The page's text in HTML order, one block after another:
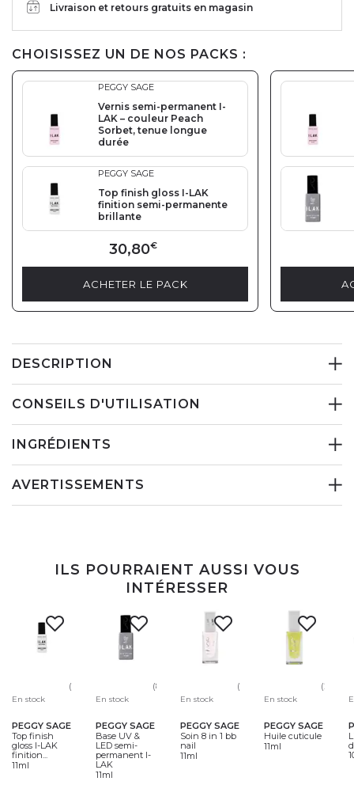
Livraison et retours gratuits en magasin
CHOISISSEZ UN DE NOS PACKS :
PEGGY SAGE
Vernis semi-permanent I-
LAK – couleur Peach
Sorbet, tenue longue
durée
PEGGY SAGE
Top finish gloss I-LAK
finition semi-permanente
brillante
30,80€
ACHETER LE PACK
DESCRIPTION
CONSEILS D'UTILISATION
INGRÉDIENTS
AVERTISSEMENTS
ILS POURRAIENT AUSSI VOUS
INTÉRESSER
(99)
En stock
PEGGY SAGE
Top finish
gloss I-LAK
finition...
11ml
(80)
En stock
PEGGY SAGE
Base UV &
LED semi-
permanent I-
LAK
11ml
(64)
En stock
PEGGY SAGE
Soin 8 in 1 bb
nail
11ml
(24)
En stock
PEGGY SAGE
Huile cuticule
11ml